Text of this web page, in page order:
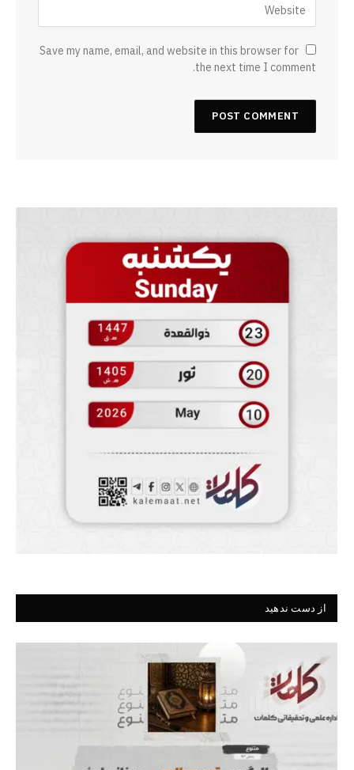
Save my name, email, and website in this browser for
the next time I comment.
از دست ندهید